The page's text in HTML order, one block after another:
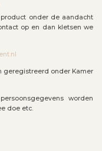
onder de aandacht
op en dan kletsen we
geregistreerd onder Kamer
worden
doe etc.